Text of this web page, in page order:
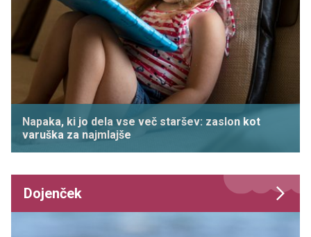
Napaka, ki jo dela vse več staršev: zaslon kot
varuška za najmlajše
Dojenček